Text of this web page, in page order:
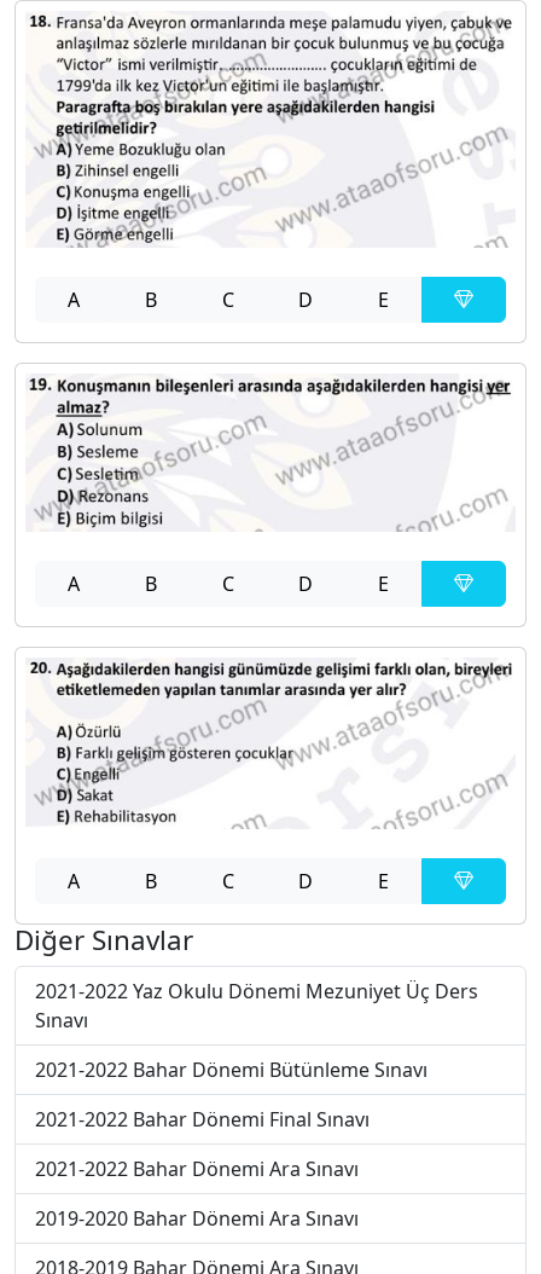
A B C D E
A B C D E
A B C D E
Diğer Sınavlar
2021-2022 Yaz Okulu Dönemi Mezuniyet Üç Ders
Sınavı
2021-2022 Bahar Dönemi Bütünleme Sınavı
2021-2022 Bahar Dönemi Final Sınavı
2021-2022 Bahar Dönemi Ara Sınavı
2019-2020 Bahar Dönemi Ara Sınavı
2018-2019 Bahar Dönemi Ara Sınavı